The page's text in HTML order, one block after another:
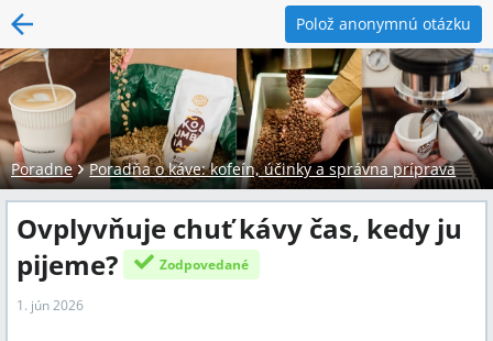
Polož anonymnú otázku
Poradne Poradňa o káve: kofeín, účinky a správna príprava
Ovplyvňuje chuť kávy čas, kedy ju
pijeme?
Zodpovedané
1. jún 2026